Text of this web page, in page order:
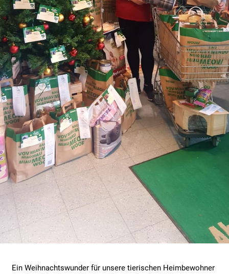
Ein Weihnachtswunder für unsere tierischen Heimbewohner